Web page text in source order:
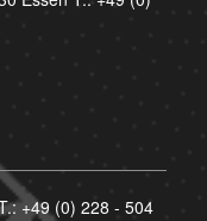
+49 (0) 228 - 504